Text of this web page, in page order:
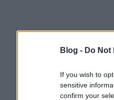
Blog - Do
If you wish to
sensitive
confirm your